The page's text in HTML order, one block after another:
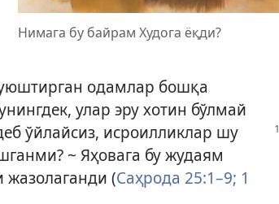
Нимага бу байрам Худога ёқди?
одамлар бошқа
улар эру хотин бўлмай
ўйлайсиз, исроилликлар шу
~ Яҳовага бу жудаям
(Саҳрода 25:1–9; 1